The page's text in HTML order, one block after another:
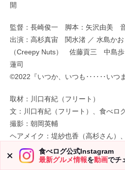
監督：長崎俊一 脚本：矢沢由美
出演：高杉真宙 関水渚 ／ 水島か
（Creepy Nuts） 佐藤貢三 中島
蓮司
©2022『いつか、いつも‥‥‥いつ
取材：川口有紀（フリート）
文：川口有紀（フリート）、食べロ
撮影：朝岡英輔
ヘアメイク：堤紗也香（高杉さん）
スタイリスト：荒木大輔（高杉さん
食べログ公式Instagram
最新グルメ情報を動画でチ